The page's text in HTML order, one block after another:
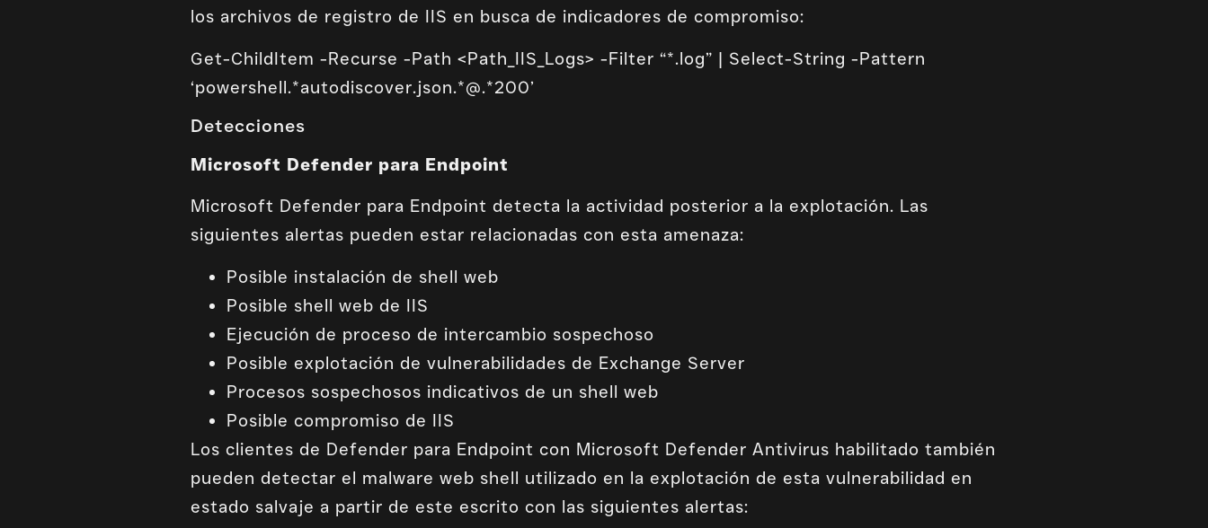
los archivos de registro de IIS en busca de indicadores de compromiso:
Get-ChildItem -Recurse -Path <Path_IIS_Logs> -Filter “*.log” | Select-String -Pattern
‘powershell.*autodiscover.json.*@.*200’
Detecciones
Microsoft Defender para Endpoint
Microsoft Defender para Endpoint detecta la actividad posterior a la explotación. Las
siguientes alertas pueden estar relacionadas con esta amenaza:
Posible instalación de shell web
Posible shell web de IIS
Ejecución de proceso de intercambio sospechoso
Posible explotación de vulnerabilidades de Exchange Server
Procesos sospechosos indicativos de un shell web
Posible compromiso de IIS
Los clientes de Defender para Endpoint con Microsoft Defender Antivirus habilitado también
pueden detectar el malware web shell utilizado en la explotación de esta vulnerabilidad en
estado salvaje a partir de este escrito con las siguientes alertas: